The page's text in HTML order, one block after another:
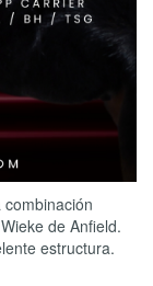
de Anfield.
estructura.